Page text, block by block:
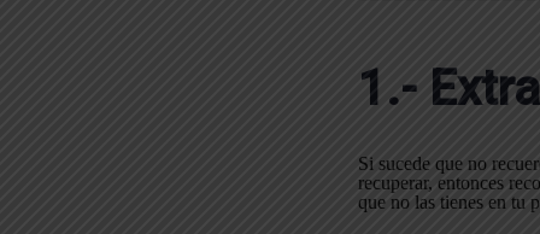
1.-
Si sucede que no
recuperar, entonces
que no las tienes en tu